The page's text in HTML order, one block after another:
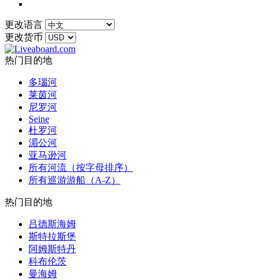
更改语言
更改货币
热门目的地
多瑙河
莱茵河
尼罗河
Seine
杜罗河
湄公河
亚马逊河
所有河流（按字母排序）
所有巡游游船（A-Z）
热门目的地
吕德斯海姆
斯特拉斯堡
阿姆斯特丹
科布伦茨
曼海姆